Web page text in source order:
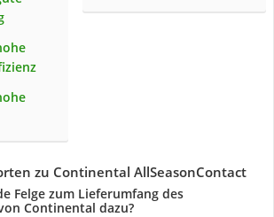
zu Continental AllSeasonContact
Felge zum Lieferumfang des
Continental dazu?